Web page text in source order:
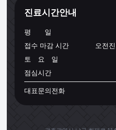
진료시간안내
평 일
접수 마감 시간
오전
토 요 일
점심시간
대표문의전화